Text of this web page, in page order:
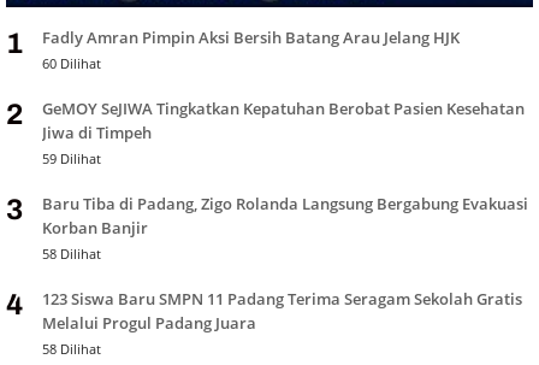
1 Fadly Amran Pimpin Aksi Bersih Batang Arau Jelang HJK
60 Dilihat
2
GeMOY SeJIWA Tingkatkan Kepatuhan Berobat Pasien Kesehatan
Jiwa di Timpeh
59 Dilihat
3
Baru Tiba di Padang, Zigo Rolanda Langsung Bergabung Evakuasi
Korban Banjir
58 Dilihat
4
123 Siswa Baru SMPN 11 Padang Terima Seragam Sekolah Gratis
Melalui Progul Padang Juara
58 Dilihat